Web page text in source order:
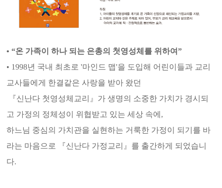
•“온 가족이 하나 되는 은총의 첫영성체를 위하여”
• 1998년 국내 최초로 '마인드 맵'을 도입해 어린이들과 교리
교사들에게 한결같은 사랑을 받아 왔던
『신난다 첫영성체교리』가 생명의 소중한 가치가 경시되
고 가정의 정체성이 위협받고 있는 세상 속에,
하느님 중심의 가치관을 실현하는 거룩한 가정이 되기를 바
라는 마음으로 『신난다 가정교리』를 출간하게 되었습니
다.